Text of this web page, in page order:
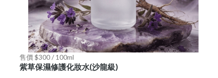
售價 $300 / 100ml
紫草保濕修護化妝水(沙龍級)